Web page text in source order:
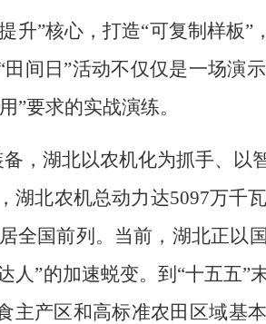
升”核心，打造“可复制样板”
间日”活动不仅仅是一场演
”要求的实战演练。
，湖北以农机化为抓手、
北农机总动力达5097万千
全国前列。当前，湖北正以
人”的加速蜕变。到“十五五”
主产区和高标准农田区域基